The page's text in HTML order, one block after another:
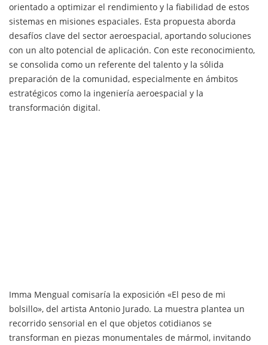
orientado a optimizar el rendimiento y la fiabilidad de estos
sistemas en misiones espaciales. Esta propuesta aborda
desafíos clave del sector aeroespacial, aportando soluciones
con un alto potencial de aplicación. Con este reconocimiento,
se consolida como un referente del talento y la sólida
preparación de la comunidad, especialmente en ámbitos
estratégicos como la ingeniería aeroespacial y la
transformación digital.
Imma Mengual comisaría la exposición «El peso de mi
bolsillo», del artista Antonio Jurado. La muestra plantea un
recorrido sensorial en el que objetos cotidianos se
transforman en piezas monumentales de mármol, invitando